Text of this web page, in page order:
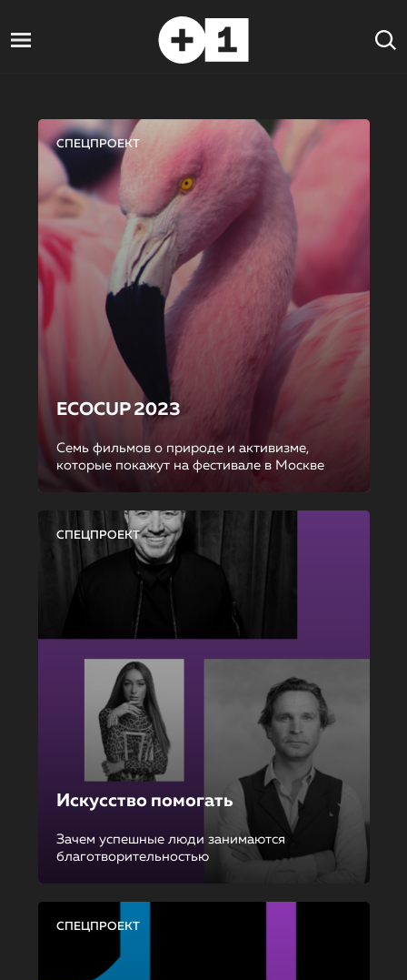
СПЕЦПРОЕКТ
ECOCUP 2023
Семь фильмов о природе и активизме,
которые покажут на фестивале в Москве
СПЕЦПРОЕКТ
Искусство помогать
Зачем успешные люди занимаются
благотворительностью
СПЕЦПРОЕКТ